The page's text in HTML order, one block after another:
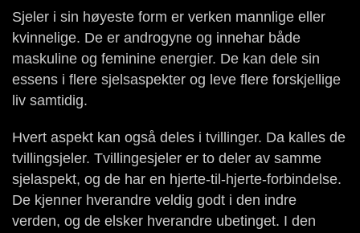
Sjeler i sin høyeste form er verken mannlige eller
kvinnelige. De er androgyne og innehar både
maskuline og feminine energier. De kan dele sin
essens i flere sjelsaspekter og leve flere forskjellige
liv samtidig.
Hvert aspekt kan også deles i tvillinger. Da kalles de
tvillingsjeler. Tvillingesjeler er to deler av samme
sjelaspekt, og de har en hjerte-til-hjerte-forbindelse.
De kjenner hverandre veldig godt i den indre
verden, og de elsker hverandre ubetinget. I den